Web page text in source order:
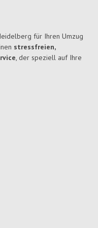
für Ihren Umzug
stressfreien,
, der speziell auf Ihre